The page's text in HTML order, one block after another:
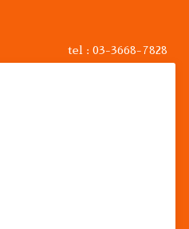
tel : 03-3668-7828